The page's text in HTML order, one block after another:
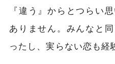
『違う』からとつらい
ありません。みんなと
ったし、実らない恋も経